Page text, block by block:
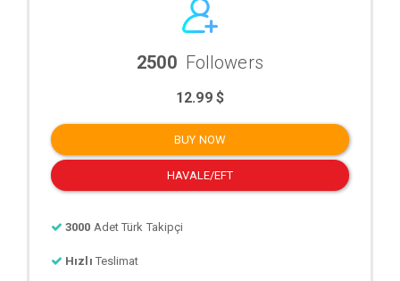
2500 Followers
12.99 $
BUY NOW
HAVALE/EFT
3000 Adet Türk Takipçi
Hızlı Teslimat